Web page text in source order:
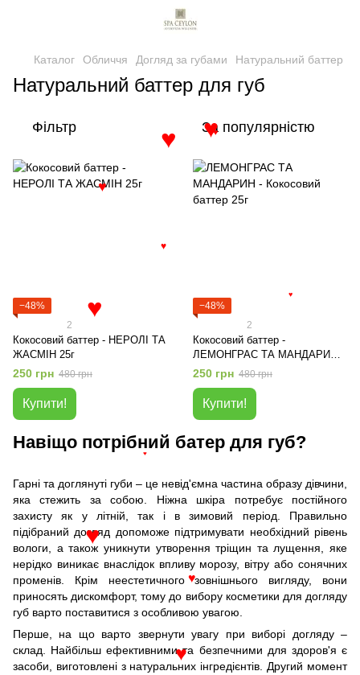
Каталог Обличчя Догляд за губами Натуральний баттер
Натуральний баттер для губ
Фільтр За популярністю
−48%
2
Кокосовий баттер - НЕРОЛІ ТА
ЖАСМІН 25г
250 грн 480 грн
Купити!
−48%
2
Кокосовий баттер -
ЛЕМОНГРАС ТА МАНДАРИН
25г
250 грн 480 грн
Купити!
Навіщо потрібний батер для губ?
Гарні та доглянуті губи – це невід'ємна частина образу дівчини,
яка стежить за собою. Ніжна шкіра потребує постійного
захисту як у літній, так і в зимовий період. Правильно
підібраний догляд допоможе підтримувати необхідний рівень
вологи, а також уникнути утворення тріщин та лущення, яке
нерідко виникає внаслідок впливу морозу, вітру або сонячних
променів. Крім неестетичного зовнішнього вигляду, вони
приносять дискомфорт, тому до вибору косметики для догляду
губ варто поставитися з особливою увагою.
Перше, на що варто звернути увагу при виборі догляду –
склад. Найбільш ефективними та безпечними для здоров'я є
засоби, виготовлені з натуральних інгредієнтів. Другий момент
♥
♥
♥
♥
♥
♥
♥
♥
♥
♥
♥